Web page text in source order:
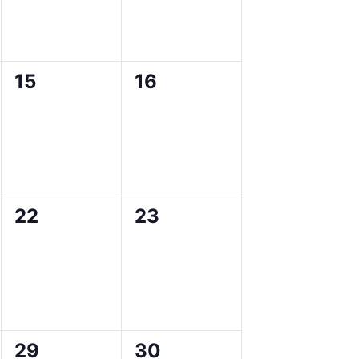
0
15
0
16
0
22
0
23
0
29
0
30